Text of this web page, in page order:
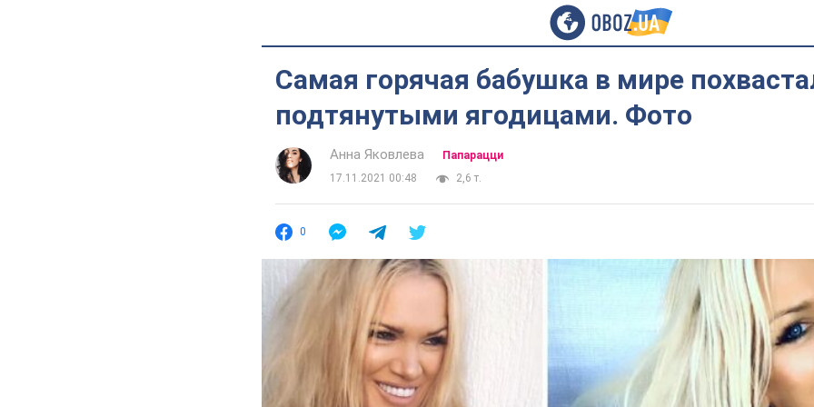
Самая горячая бабушка в мире
подтянутыми ягодицами. Фото
Анна Яковлева
Папарацци
17.11.2021 00:48
2,6 т.
0